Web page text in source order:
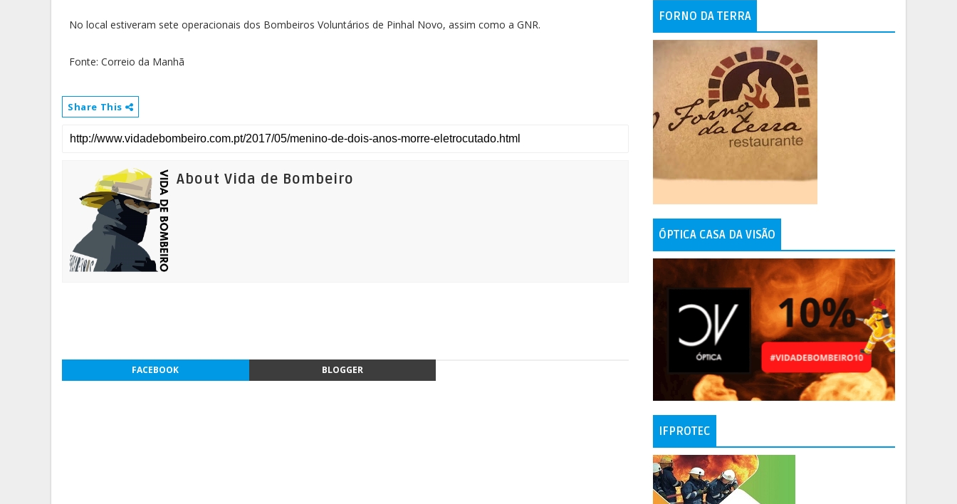
No local estiveram sete operacionais dos Bombeiros Voluntários de Pinhal Novo, assim como a GNR.
Fonte: Correio da Manhã
Share This
About Vida de Bombeiro
FACEBOOK BLOGGER
FORNO DA TERRA
ÓPTICA CASA DA VISÃO
IFPROTEC